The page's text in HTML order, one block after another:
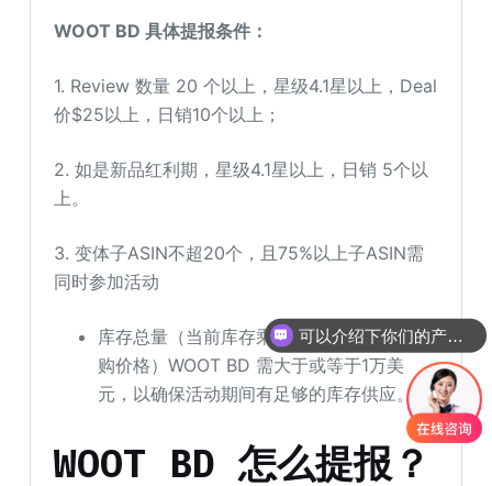
WOOT BD 具体提报条件：
1. Review 数量 20 个以上，星级4.1星以上，Deal
价$25以上，日销10个以上；
2. 如是新品红利期，星级4.1星以上，日销 5个以
上。
3. 变体子ASIN不超20个，且75%以上子ASIN需
同时参加活动
库存总量（当前库存乘以 WOOT 返还的采
购价格）WOOT BD 需大于或等于1万美
元，以确保活动期间有足够的库存供应。
WOOT BD 怎么提报？
可以介绍下你们的产品么
你们是怎么收费的呢